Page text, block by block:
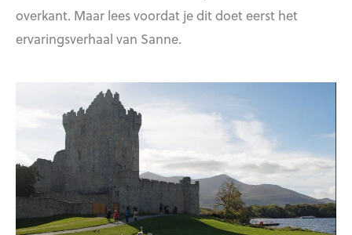
overkant. Maar lees voordat je dit doet eerst het
ervaringsverhaal van Sanne.